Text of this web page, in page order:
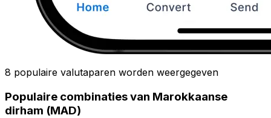
8 populaire valutaparen worden weergegeven
Populaire combinaties van Marokkaanse
dirham (MAD)